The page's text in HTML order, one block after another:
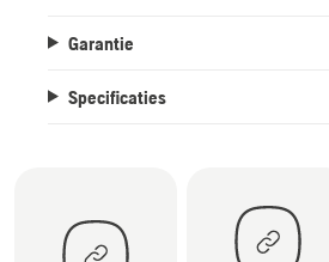
Garantie
Specificaties